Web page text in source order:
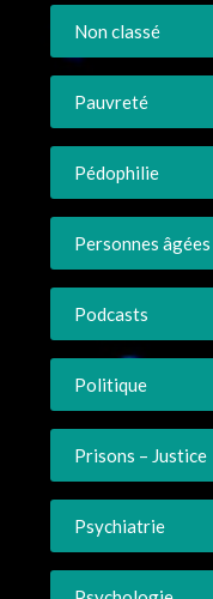
Non classé
Pauvreté
Pédophilie
Personnes âgées
Podcasts
Politique
Prisons – Justice
Psychiatrie